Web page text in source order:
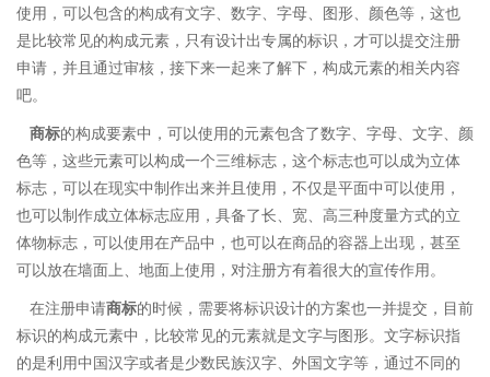
使用，可以包含的构成有文字、数字、字母、图形、颜色等，这也
是比较常见的构成元素，只有设计出专属的标识，才可以提交注册
申请，并且通过审核，接下来一起来了解下，构成元素的相关内容
吧。
商标的构成要素中，可以使用的元素包含了数字、字母、文字、颜
色等，这些元素可以构成一个三维标志，这个标志也可以成为立体
标志，可以在现实中制作出来并且使用，不仅是平面中可以使用，
也可以制作成立体标志应用，具备了长、宽、高三种度量方式的立
体物标志，可以使用在产品中，也可以在商品的容器上出现，甚至
可以放在墙面上、地面上使用，对注册方有着很大的宣传作用。
在注册申请商标的时候，需要将标识设计的方案也一并提交，目前
标识的构成元素中，比较常见的元素就是文字与图形。文字标识指
的是利用中国汉字或者是少数民族汉字、外国文字等，通过不同的